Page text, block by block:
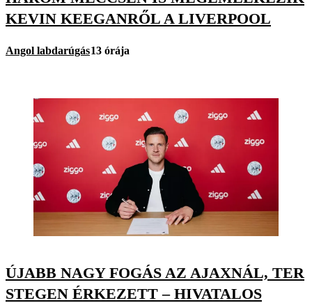
KEVIN KEEGANRŐL A LIVERPOOL
Angol labdarúgás13 órája
ÚJABB NAGY FOGÁS AZ AJAXNÁL, TER
STEGEN ÉRKEZETT – HIVATALOS